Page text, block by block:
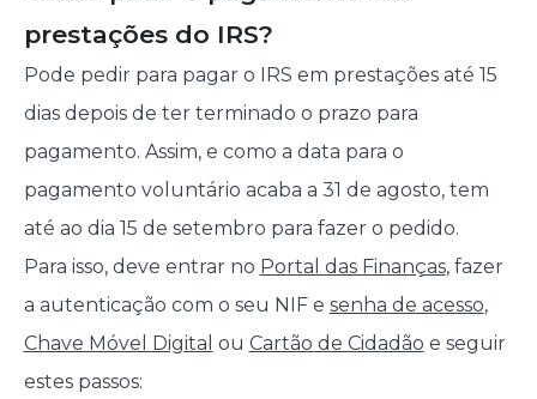
prestações do IRS?
Pode pedir para pagar o IRS em prestações até 15
dias depois de ter terminado o prazo para
pagamento. Assim, e como a data para o
pagamento voluntário acaba a 31 de agosto, tem
até ao dia 15 de setembro para fazer o pedido.
Para isso, deve entrar no Portal das Finanças, fazer
a autenticação com o seu NIF e senha de acesso,
Chave Móvel Digital ou Cartão de Cidadão e seguir
estes passos: